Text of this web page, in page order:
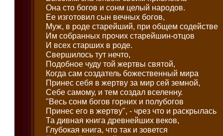
Она сто богов и сонм целый народов.
Ее изготовил сын вечных богов,
Муж, в роде старейший, при общем содействе
Им собранных прочих старейшин-отцов
И всех старших в роде.
Свершилось тут нечто,
Подобное чуду той жертвы святой,
Когда сам создатель божественный мира
Принес себя в жертву за мир сей земной,
Себе самому, и тем создал вселенну.
"Весь сонм богов горних и полубогов
Принес его в жертву", - чрез что и раскрылась
Та дивная книга древнейших веков,
Глубокая книга, что так и зовется